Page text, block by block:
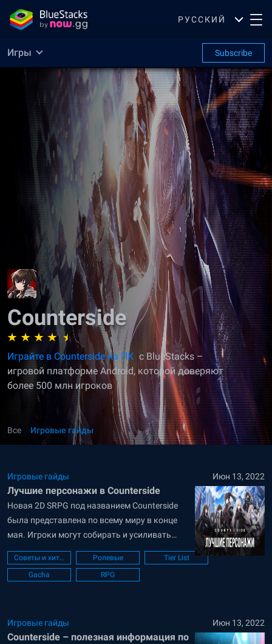
РУССКИЙ
Игры Subscribe
Counterside
Играйте в Counterside на ПК с BlueStacks –
игровой платформе Android, которой доверяют
более 500 млн игроков
Все Игровые гайды
Игровые гайды Июн 13, 2022
Лучшие персонажи в Counterside
Новая 2D SRPG под названием Counterside
была представлена по всему миру в конце
мая. Игроки могут собирать и усиливать
команду своих воинов, называемых
“Сотрудники”. Сюжет игры основан на том,
что есть два мира — один нормальный,
пролезть всякая нечисть, монстры,
называемая...
Советы и хитрости Ролевые
Tier List
Gacha
RPG
Игровые гайды Июн 13, 2022
Counterside – полезная информация по